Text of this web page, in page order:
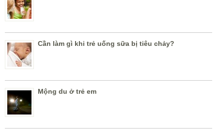
Cần làm gì khi trẻ uống sữa bị tiêu chảy?
Mộng du ở trẻ em